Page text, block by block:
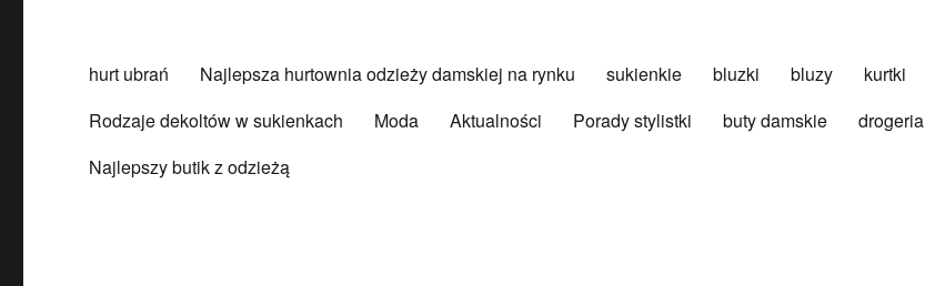
hurt ubrań Najlepsza hurtownia odzieży damskiej na rynku sukienkie bluzki bluzy kurtki
Rodzaje dekoltów w sukienkach
Moda Aktualności Porady stylistki buty damskie drogeria
Najlepszy butik z odzieżą